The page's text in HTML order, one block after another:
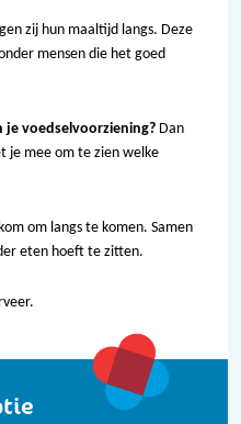
zij hun maaltijd langs. Deze
mensen die het goed
voedselvoorziening? Dan
je mee om te zien welke
om langs te komen. Samen
eten hoeft te zitten.